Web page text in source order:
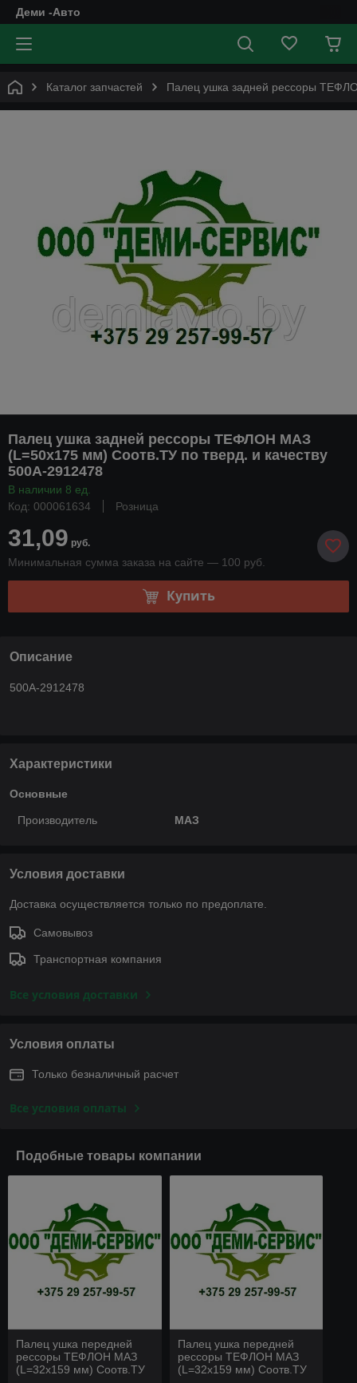
Деми -Авто
Каталог запчастей Палец ушка задней рессоры
Палец ушка задней рессоры ТЕФЛОН МАЗ
(L=50х175 мм) Соотв.ТУ по тверд. и качеству
500А-2912478
В наличии 8 ед.
Код: 000061634
Розница
31,09 руб.
Минимальная сумма заказа на сайте — 100 руб.
Купить
Описание
500А-2912478
Характеристики
Основные
Производитель МАЗ
Условия доставки
Доставка осуществляется только по предоплате.
Самовывоз
Транспортная компания
Все условия доставки
Условия оплаты
Только безналичный расчет
Все условия оплаты
Подобные товары компании
Палец ушка передней
рессоры ТЕФЛОН МАЗ
(L=32х159 мм) Соотв.ТУ
Палец ушка передней
рессоры ТЕФЛОН МАЗ
(L=32х159 мм) Соотв.ТУ